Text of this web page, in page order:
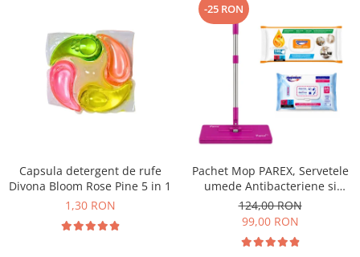
Capsula detergent de rufe
Divona Bloom Rose Pine 5 in 1
1,30 RON
-25 RON
Pachet Mop PAREX, Servetele
umede Antibacteriene si
Multisuprafete
124,00 RON
99,00 RON